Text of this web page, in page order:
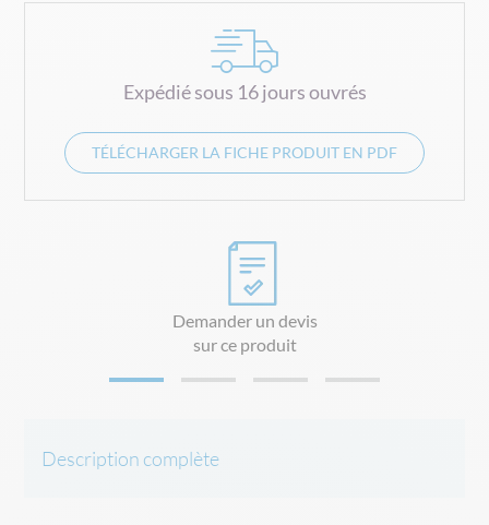
Expédié sous 16 jours ouvrés
TÉLÉCHARGER LA FICHE PRODUIT EN PDF
Demander un devis
sur ce produit
Description complète